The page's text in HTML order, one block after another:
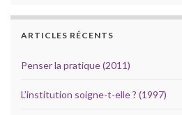
ARTICLES RÉCENTS
Penser la pratique (2011)
L’institution soigne-t-elle ? (1997)